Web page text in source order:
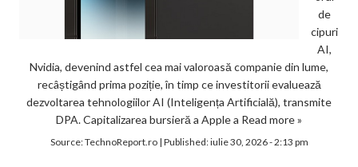
de
cipuri
AI,
Nvidia, devenind astfel cea mai valoroasă companie din lume,
recâștigând prima poziție, în timp ce investitorii evaluează
dezvoltarea tehnologiilor AI (Inteligența Artificială), transmite
DPA. Capitalizarea bursieră a Apple a Read more »
Source:TechnoReport.ro| Published:iulie 30, 2026 - 2:13 pm